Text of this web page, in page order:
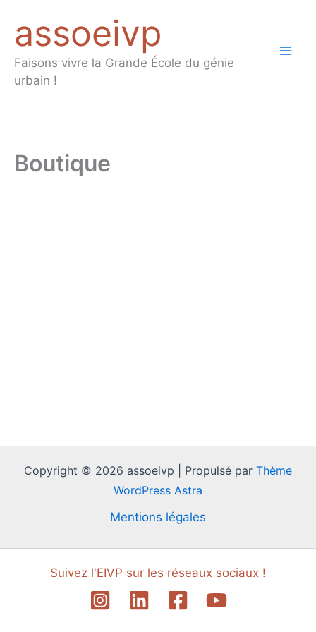
contenu
assoeivp
Faisons vivre la Grande École du génie
urbain !
Boutique
Copyright © 2026 assoeivp | Propulsé par Thème
WordPress Astra
Mentions légales
Suivez l'EIVP sur les réseaux sociaux !